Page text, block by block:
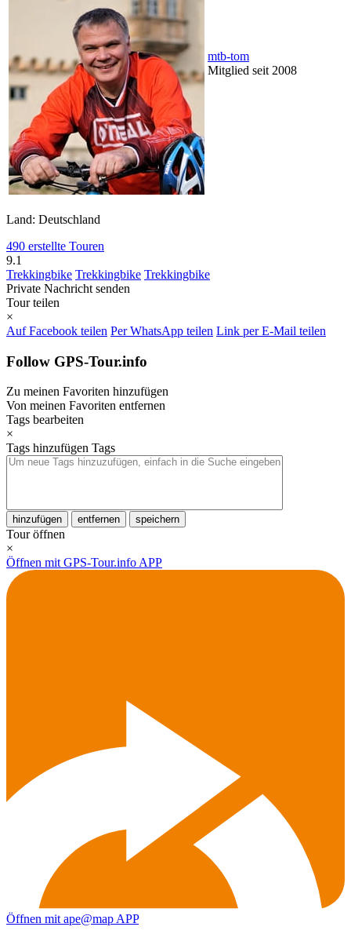
mtb-tom
Mitglied seit 2008
Land: Deutschland
490 erstellte Touren
9.1
Trekkingbike Trekkingbike Trekkingbike
Private Nachricht senden
Tour teilen
×
Auf Facebook teilen Per WhatsApp teilen Link per E-Mail teilen
Follow GPS-Tour.info
Zu meinen Favoriten hinzufügen
Von meinen Favoriten entfernen
Tags bearbeiten
×
Tags hinzufügen Tags
hinzufügen entfernen speichern
Tour öffnen
×
Öffnen mit GPS-Tour.info APP
Öffnen mit ape@map APP